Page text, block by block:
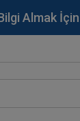
Almak İçin